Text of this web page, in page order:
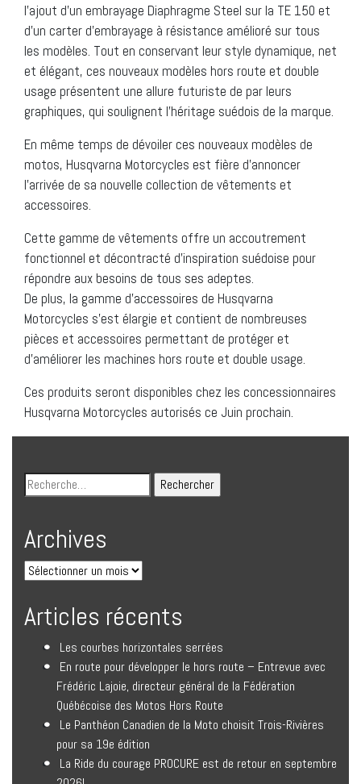
l’ajout d’un embrayage Diaphragme Steel sur la TE 150 et
d’un carter d’embrayage à résistance amélioré sur tous
les modèles. Tout en conservant leur style dynamique, net
et élégant, ces nouveaux modèles hors route et double
usage présentent une allure futuriste de par leurs
graphiques, qui soulignent l’héritage suédois de la marque.
En même temps de dévoiler ces nouveaux modèles de
motos, Husqvarna Motorcycles est fière d’annoncer
l’arrivée de sa nouvelle collection de vêtements et
accessoires.
Cette gamme de vêtements offre un accoutrement
fonctionnel et décontracté d’inspiration suédoise pour
répondre aux besoins de tous ses adeptes.
De plus, la gamme d’accessoires de Husqvarna
Motorcycles s’est élargie et contient de nombreuses
pièces et accessoires permettant de protéger et
d’améliorer les machines hors route et double usage.
Ces produits seront disponibles chez les concessionnaires
Husqvarna Motorcycles autorisés ce Juin prochain.
Archives
Articles récents
Les courbes horizontales serrées
En route pour développer le hors route – Entrevue avec
Frédéric Lajoie, directeur général de la Fédération
Québécoise des Motos Hors Route
Le Panthéon Canadien de la Moto choisit Trois-Rivières
pour sa 19e édition
La Ride du courage PROCURE est de retour en septembre